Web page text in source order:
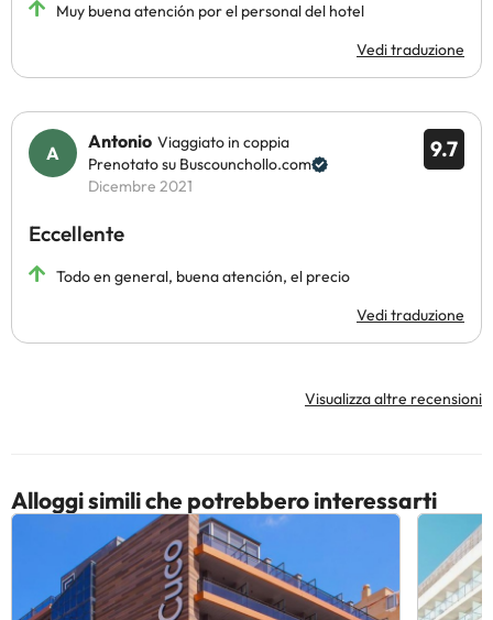
Muy buena atención por el personal del hotel
Vedi traduzione
9.7
Antonio Viaggiato in coppia
Prenotato su Buscounchollo.com
Dicembre 2021
Eccellente
Todo en general, buena atención, el precio
Vedi traduzione
Visualizza altre recensioni
Alloggi simili che potrebbero interessarti